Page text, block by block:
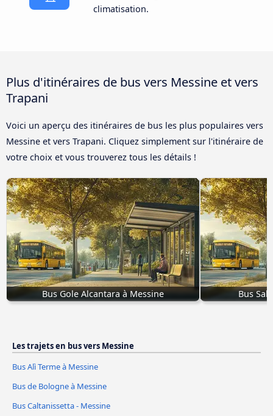
climatisation.
Plus d'itinéraires de bus vers Messine et vers
Trapani
Voici un aperçu des itinéraires de bus les plus populaires vers
Messine et vers Trapani. Cliquez simplement sur l'itinéraire de
votre choix et vous trouverez tous les détails !
Bus Gole Alcantara à Messine Bus
Les trajets en bus vers Messine
Bus Alì Terme à Messine
Bus de Bologne à Messine
Bus Caltanissetta - Messine